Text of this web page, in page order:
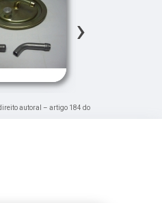
›
autoral – artigo 184 do